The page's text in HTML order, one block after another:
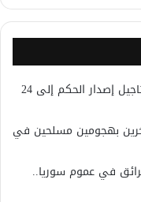
الجلسة الخامسة لمحاكمة احمد حسون.. تاجيل إصدار الحكم إلى 24
بهجومين مسلحين في
حادث سير وحرائق في عموم سوريا..